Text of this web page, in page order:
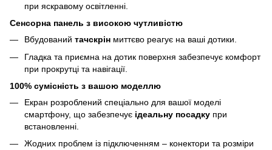
при яскравому освітленні.
Сенсорна панель з високою чутливістю
Вбудований тачскрін миттєво реагує на ваші дотики.
Гладка та приємна на дотик поверхня забезпечує комфорт
при прокрутці та навігації.
100% сумісність з вашою моделлю
Екран розроблений спеціально для вашої моделі
смартфону, що забезпечує ідеальну посадку при
встановленні.
Жодних проблем із підключенням – конектори та розміри